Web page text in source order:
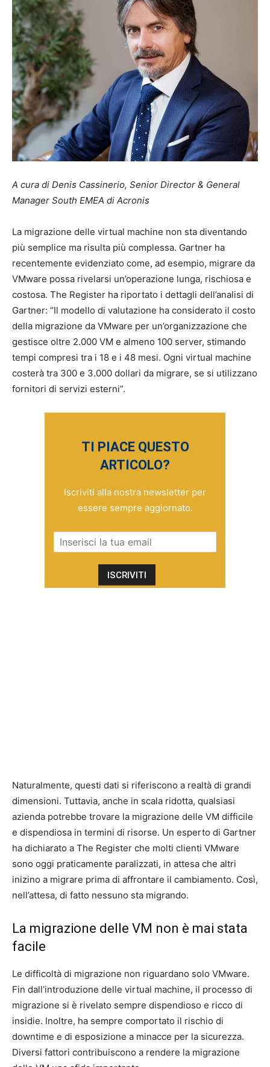
A cura di Denis Cassinerio, Senior Director & General
Manager South EMEA di Acronis
La migrazione delle virtual machine non sta diventando
più semplice ma risulta più complessa. Gartner ha
recentemente evidenziato come, ad esempio, migrare da
VMware possa rivelarsi un’operazione lunga, rischiosa e
costosa. The Register ha riportato i dettagli dell’analisi di
Gartner: “Il modello di valutazione ha considerato il costo
della migrazione da VMware per un’organizzazione che
gestisce oltre 2.000 VM e almeno 100 server, stimando
tempi compresi tra i 18 e i 48 mesi. Ogni virtual machine
costerà tra 300 e 3.000 dollari da migrare, se si utilizzano
fornitori di servizi esterni”.
TI PIACE QUESTO
ARTICOLO?
Iscriviti alla nostra newsletter per
essere sempre aggiornato.
Naturalmente, questi dati si riferiscono a realtà di grandi
dimensioni. Tuttavia, anche in scala ridotta, qualsiasi
azienda potrebbe trovare la migrazione delle VM difficile
e dispendiosa in termini di risorse. Un esperto di Gartner
ha dichiarato a The Register che molti clienti VMware
sono oggi praticamente paralizzati, in attesa che altri
inizino a migrare prima di affrontare il cambiamento. Così,
nell’attesa, di fatto nessuno sta migrando.
La migrazione delle VM non è mai stata
facile
Le difficoltà di migrazione non riguardano solo VMware.
Fin dall’introduzione delle virtual machine, il processo di
migrazione si è rivelato sempre dispendioso e ricco di
insidie. Inoltre, ha sempre comportato il rischio di
downtime e di esposizione a minacce per la sicurezza.
Diversi fattori contribuiscono a rendere la migrazione